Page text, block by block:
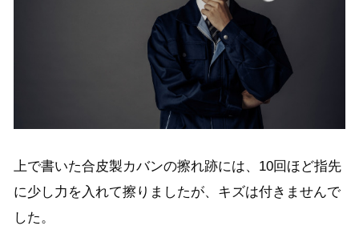
上で書いた合皮製カバンの擦れ跡には、10回ほど指先
に少し力を入れて擦りましたが、キズは付きませんで
した。